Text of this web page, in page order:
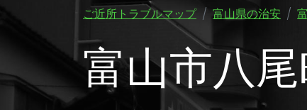
ご近所トラブルマップ 富山県の治安
富山市八